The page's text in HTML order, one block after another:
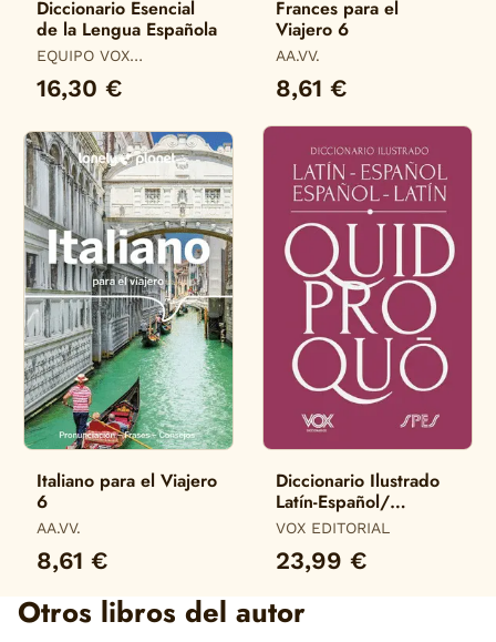
Diccionario Esencial
de la Lengua Española
EQUIPO VOX
16,30 €
Frances para el
Viajero 6
AA.VV.
8,61 €
Italiano para el Viajero
6
AA.VV.
8,61 €
Diccionario Ilustrado
Latín-Español/
Español-Latín
VOX EDITORIAL
23,99 €
Otros libros del autor